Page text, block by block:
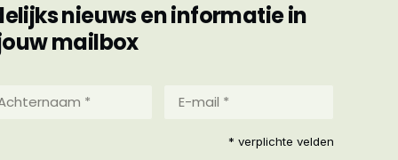
nieuws en informatie in
mailbox
mail
* verplichte velden